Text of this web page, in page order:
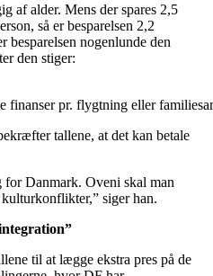
af alder. Mens der spares 2,5
så er besparelsen 2,2
nogenlunde den
den stiger:
finanser pr. flygtning eller
tallene, at det kan betale
Danmark. Oveni skal man
siger han.
til at lægge ekstra pres på de